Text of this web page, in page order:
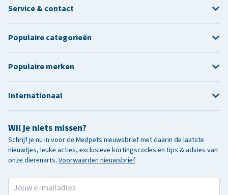
Wil je niets missen?
Schrijf je nu in voor de Medpets nieuwsbrief met daarin de laatste
nieuwtjes, leuke acties, exclusieve kortingscodes en tips & advies van
onze dierenarts. Voorwaarden nieuwsbrief
Service & contact
Populaire categorieën
Populaire merken
Internationaal